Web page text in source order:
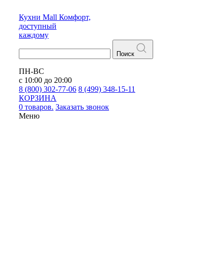
Кухни Mall Комфорт,
доступный
каждому
Поиск
ПН-ВС
с 10:00 до 20:00
8 (800) 302-77-06 8 (499) 348-15-11
КОРЗИНА
0 товаров. Заказать звонок
Меню